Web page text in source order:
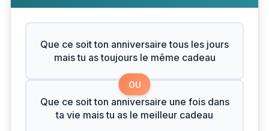
Que ce soit ton anniversaire tous les jours
mais tu as toujours le même cadeau
OU
Que ce soit ton anniversaire une fois dans
ta vie mais tu as le meilleur cadeau